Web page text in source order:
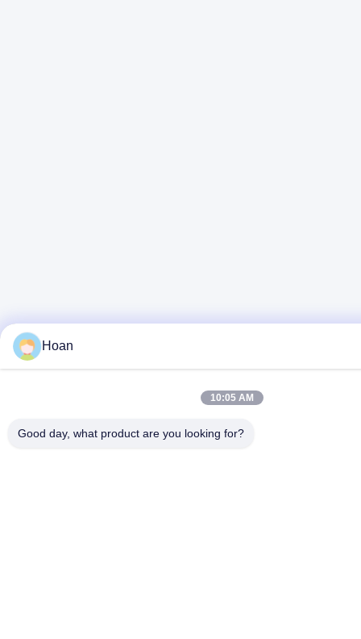
Hoan
10:05 AM
Good day, what product are you looking for?